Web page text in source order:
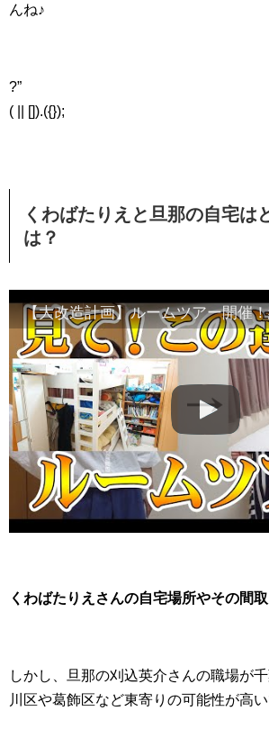
んね♪
?”
( || []).({});
くわばたりえと旦那の自宅は
は？
くわばたりえさんの自宅場所やその間取
しかし、旦那の刈込英介さんの職場が
川区や葛飾区など東寄りの可能性が高い